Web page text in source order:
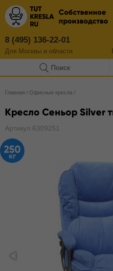
Собственное
производство
8 (495) 136-22-01
Для Москвы и области
Поиск
Главная / Офисные кресла /
Кресло Сеньор Silver
Артикул 6309251